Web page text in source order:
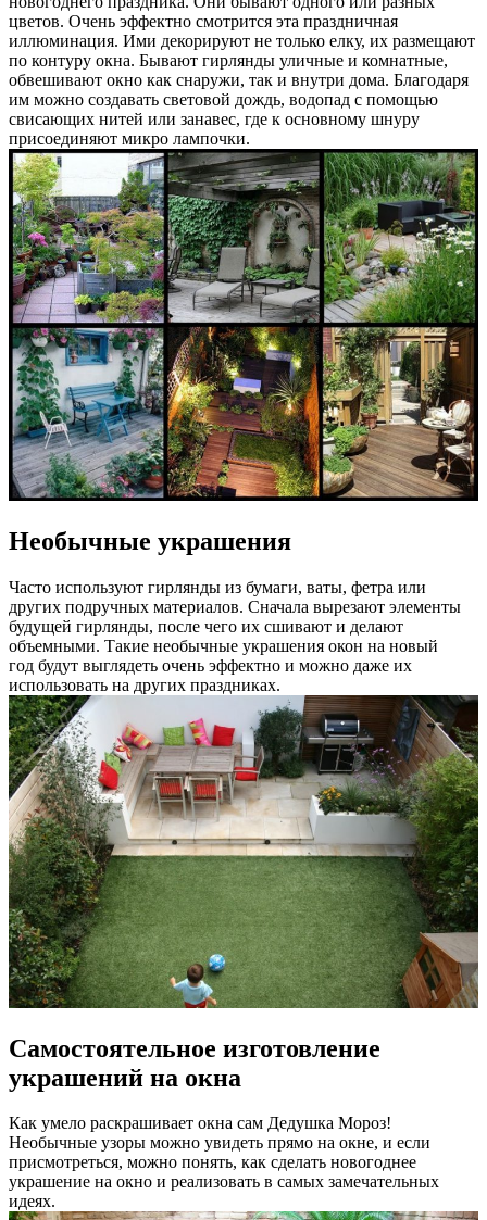
цветов. Очень эффектно смотрится эта праздничная
иллюминация. Ими декорируют не только елку, их размещают
по контуру окна. Бывают гирлянды уличные и комнатные,
обвешивают окно как снаружи, так и внутри дома. Благодаря
им можно создавать световой дождь, водопад с помощью
свисающих нитей или занавес, где к основному шнуру
присоединяют микро лампочки.
Необычные украшения
Часто используют гирлянды из бумаги, ваты, фетра или
других подручных материалов. Сначала вырезают элементы
будущей гирлянды, после чего их сшивают и делают
объемными. Такие необычные украшения окон на новый
год будут выглядеть очень эффектно и можно даже их
использовать на других праздниках.
Самостоятельное изготовление
украшений на окна
Как умело раскрашивает окна сам Дедушка Мороз!
Необычные узоры можно увидеть прямо на окне, и если
присмотреться, можно понять, как сделать новогоднее
украшение на окно и реализовать в самых замечательных
идеях.